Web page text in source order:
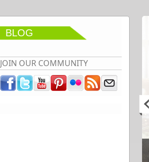
BLOG
JOIN OUR COMMUNITY